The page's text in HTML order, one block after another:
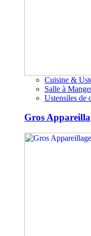
Cuisine &
Salle à
Ustensiles de
Gros